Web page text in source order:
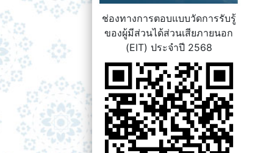
ช่องทางการตอบแบบวัดการรับรู้
ของผู้มีส่วนได้ส่วนเสียภายนอก
(EIT) ประจำปี 2568